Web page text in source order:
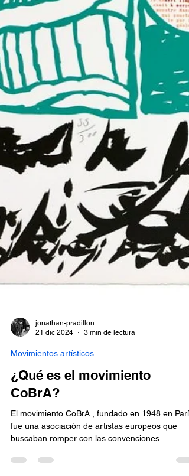
21 dic 2024
3 min de lectura
Movimientos artísticos
¿Qué es el movimiento
CoBrA?
El movimiento CoBrA , fundado en 1948 en